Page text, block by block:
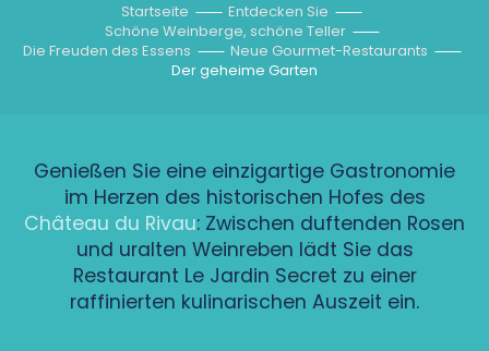
Startseite
Entdecken Sie
Schöne Weinberge, schöne Teller
Die Freuden des Essens
Neue Gourmet-Restaurants
Der geheime Garten
Genießen Sie eine einzigartige Gastronomie
im Herzen des historischen Hofes des
Château du Rivau: Zwischen duftenden Rosen
und uralten Weinreben lädt Sie das
Restaurant Le Jardin Secret zu einer
raffinierten kulinarischen Auszeit ein.